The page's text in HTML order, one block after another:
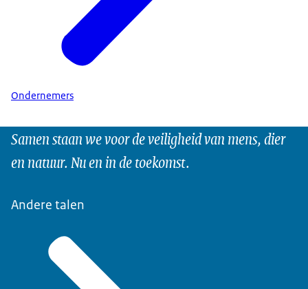
Ondernemers
Samen staan we voor de veiligheid van mens, dier
en natuur. Nu en in de toekomst.
Andere talen